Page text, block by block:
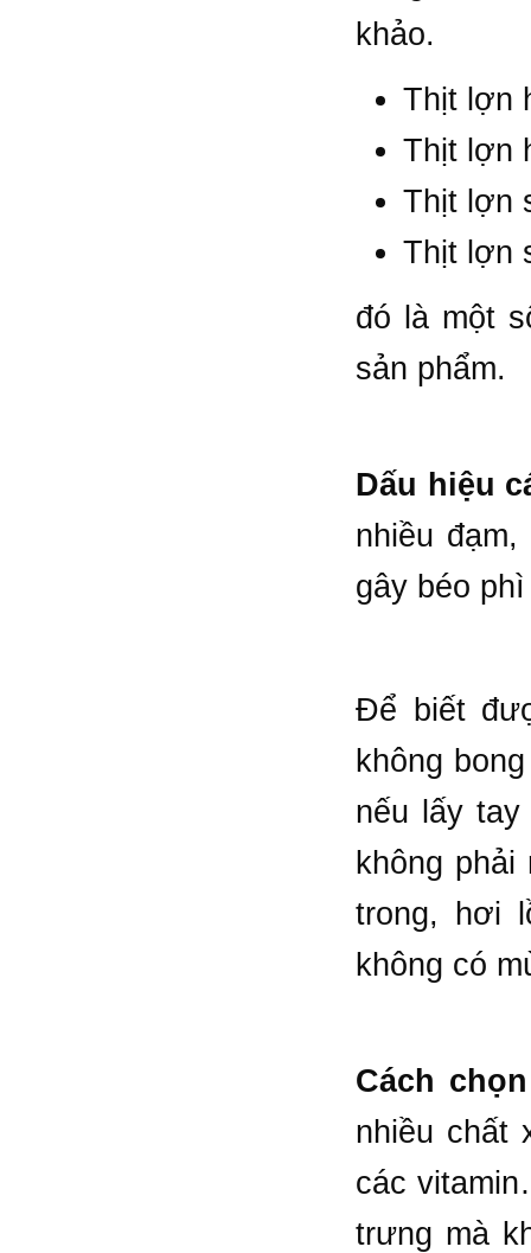
khảo.
Thịt lợn
Thịt lợn
Thịt lợn
Thịt lợn
đó là một
sản phẩm.
Dấu hiệu
nhiều
gây béo
Để biết
không
nếu lấy
không
trong, hơi
không có
Cách
nhiều chất
các
trưng mà